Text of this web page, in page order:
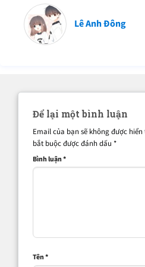
Lê Anh Đông
Để lại một bình luận
Email của bạn sẽ không được
bắt buộc được đánh dấu *
Bình luận*
Tên*